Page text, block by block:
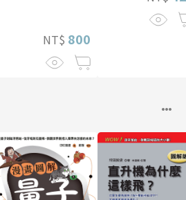
NT$ 800